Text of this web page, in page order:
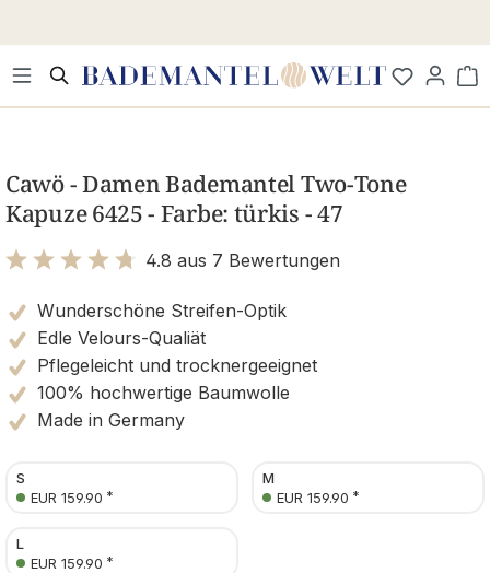
Cawö - Damen Bademantel Two-Tone
Kapuze 6425 - Farbe: türkis - 47
4.8 aus 7 Bewertungen
Wunderschöne Streifen-Optik
Edle Velours-Qualiät
Pflegeleicht und trocknergeeignet
100% hochwertige Baumwolle
Made in Germany
S
EUR 159.90 *
M
EUR 159.90 *
L
EUR 159.90 *